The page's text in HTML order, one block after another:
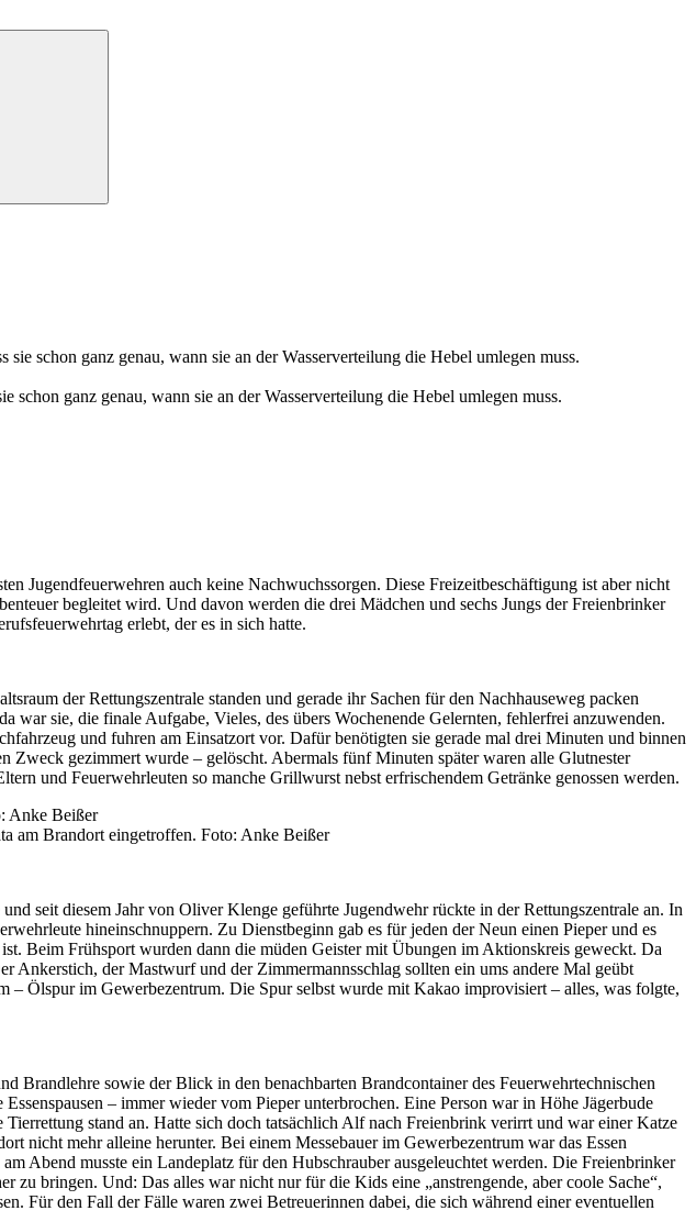
ganz genau, wann sie an der Wasserverteilung die Hebel umlegen muss.
Jugendfeuerwehren auch keine Nachwuchssorgen. Diese Freizeitbeschäftigung ist aber nicht
begleitet wird. Und davon werden die drei Mädchen und sechs Jungs der Freienbrinker
erlebt, der es in sich hatte.
der Rettungszentrale standen und gerade ihr Sachen für den Nachhauseweg packen
war sie, die finale Aufgabe, Vieles, des übers Wochenende Gelernten, fehlerfrei anzuwenden.
und fuhren am Einsatzort vor. Dafür benötigten sie gerade mal drei Minuten und binnen
Zweck gezimmert wurde – gelöscht. Abermals fünf Minuten später waren alle Glutnester
und Feuerwehrleuten so manche Grillwurst nebst erfrischendem Getränke genossen werden.
am Brandort eingetroffen. Foto: Anke Beißer
seit diesem Jahr von Oliver Klenge geführte Jugendwehr rückte in der Rettungszentrale an. In
hineinschnuppern. Zu Dienstbeginn gab es für jeden der Neun einen Pieper und es
Beim Frühsport wurden dann die müden Geister mit Übungen im Aktionskreis geweckt. Da
Ankerstich, der Mastwurf und der Zimmermannsschlag sollten ein ums andere Mal geübt
– Ölspur im Gewerbezentrum. Die Spur selbst wurde mit Kakao improvisiert – alles, was folgte,
sowie der Blick in den benachbarten Brandcontainer des Feuerwehrtechnischen
– immer wieder vom Pieper unterbrochen. Eine Person war in Höhe Jägerbude
stand an. Hatte sich doch tatsächlich Alf nach Freienbrink verirrt und war einer Katze
nicht mehr alleine herunter. Bei einem Messebauer im Gewerbezentrum war das Essen
Abend musste ein Landeplatz für den Hubschrauber ausgeleuchtet werden. Die Freienbrinker
bringen. Und: Das alles war nicht nur für die Kids eine „anstrengende, aber coole Sache“,
Für den Fall der Fälle waren zwei Betreuerinnen dabei, die sich während einer eventuellen